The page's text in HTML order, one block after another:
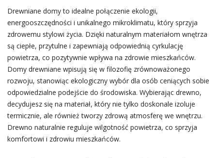
Drewniane domy to idealne połączenie ekologii,
energooszczędności i unikalnego mikroklimatu, który sprzyja
zdrowemu stylowi życia. Dzięki naturalnym materiałom wnętrza
są ciepłe, przytulne i zapewniają odpowiednią cyrkulację
powietrza, co pozytywnie wpływa na zdrowie mieszkańców.
Domy drewniane wpisują się w filozofię zrównoważonego
rozwoju, stanowiąc ekologiczny wybór dla osób ceniących sobie
odpowiedzialne podejście do środowiska. Wybierając drewno,
decydujesz się na materiał, który nie tylko doskonale izoluje
termicznie, ale również tworzy zdrową atmosferę we wnętrzu.
Drewno naturalnie reguluje wilgotność powietrza, co sprzyja
komfortowi i zdrowiu mieszkańców.